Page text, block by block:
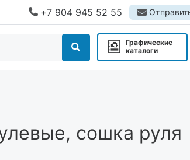
+7 904 945 52 55
Графические
каталоги
сошка руля